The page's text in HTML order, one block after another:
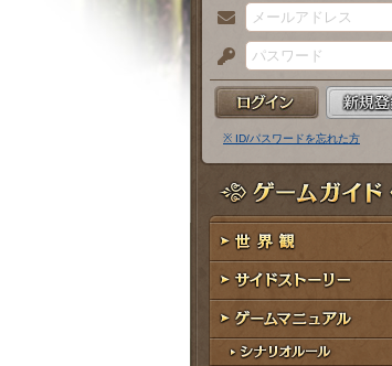
メ
ー
ル
ア
ド
レ
ス
パ
ス
ー
ド
※ ID/パスワードを忘れた方
ゲームガイド
世界観
サイドストーリー
ゲームマニュアル